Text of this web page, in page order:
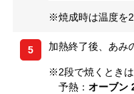
※焼成時は温度を
5 加熱終了後、あみ
※2段で焼くときは
予熱： オーブン